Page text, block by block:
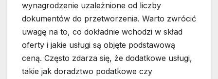
wynagrodzenie uzależnione od liczby
dokumentów do przetworzenia. Warto zwrócić
uwagę na to, co dokładnie wchodzi w skład
oferty i jakie usługi są objęte podstawową
ceną. Często zdarza się, że dodatkowe usługi,
takie jak doradztwo podatkowe czy